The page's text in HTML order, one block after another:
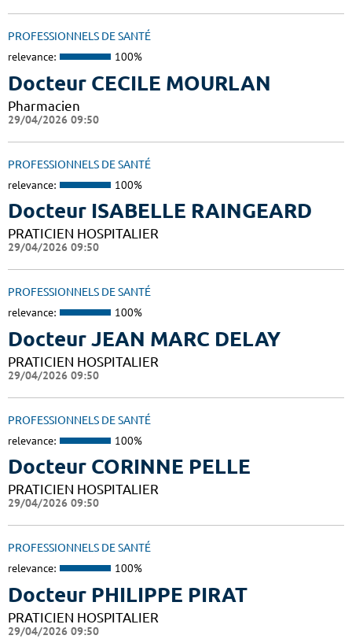
PROFESSIONNELS DE SANTÉ
relevance: 100%
Docteur CECILE MOURLAN
Pharmacien
29/04/2026 09:50
PROFESSIONNELS DE SANTÉ
relevance: 100%
Docteur ISABELLE RAINGEARD
PRATICIEN HOSPITALIER
29/04/2026 09:50
PROFESSIONNELS DE SANTÉ
relevance: 100%
Docteur JEAN MARC DELAY
PRATICIEN HOSPITALIER
29/04/2026 09:50
PROFESSIONNELS DE SANTÉ
relevance: 100%
Docteur CORINNE PELLE
PRATICIEN HOSPITALIER
29/04/2026 09:50
PROFESSIONNELS DE SANTÉ
relevance: 100%
Docteur PHILIPPE PIRAT
PRATICIEN HOSPITALIER
29/04/2026 09:50